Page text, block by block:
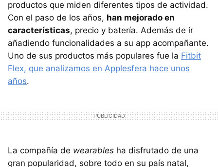
productos que miden diferentes tipos de actividad.
Con el paso de los años, han mejorado en
características, precio y batería. Además de ir
añadiendo funcionalidades a su app acompañante.
Uno de sus productos más populares fue la Fitbit
Flex, que analizamos en Applesfera hace unos
años.
La compañía de wearables ha disfrutado de una
gran popularidad, sobre todo en su país natal,